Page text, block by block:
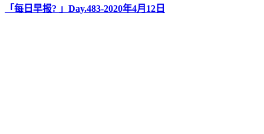
「每日早报? 」Day.483-2020年4月12日